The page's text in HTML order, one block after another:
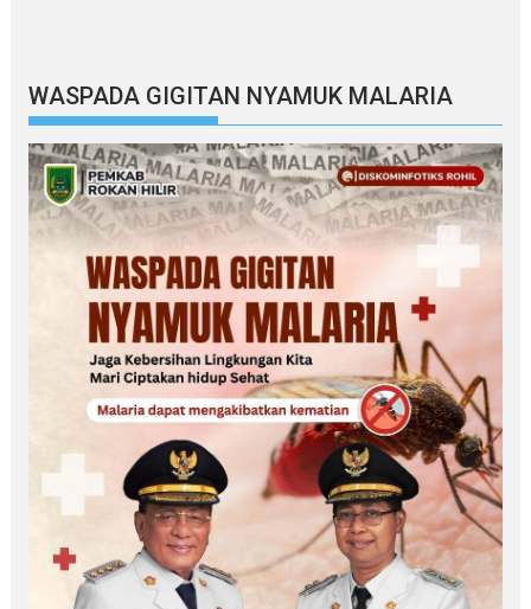
WASPADA GIGITAN NYAMUK MALARIA